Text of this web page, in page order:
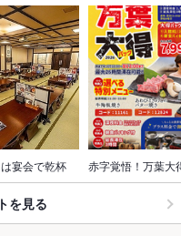
宴会で乾杯 赤字覚悟！万葉大
を見る